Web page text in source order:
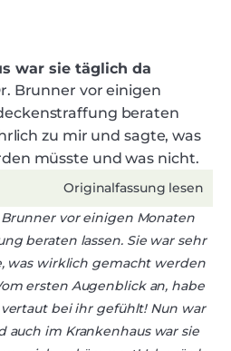
war sie täglich da
Brunner vor einigen
beraten
zu mir und sagte, was
müsste und was nicht.
Originalfassung lesen
Brunner vor einigen Monaten
beraten lassen. Sie war sehr
was wirklich gemacht werden
ersten Augenblick an, habe
bei ihr gefühlt! Nun war
auch im Krankenhaus war sie